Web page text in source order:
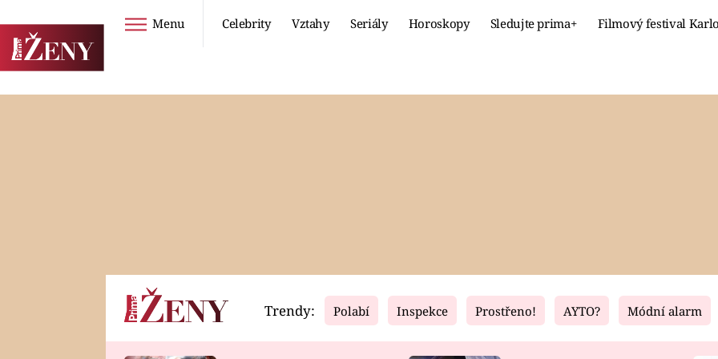
Menu Celebrity Vztahy Seriály Horoskopy Sledujte prima+ Filmový festival
Horoskopy Video Fresh Living
Trendy: Polabí Inspekce Prostřeno! AYTO? Módní alarm